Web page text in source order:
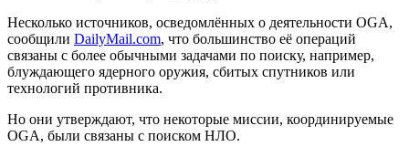
Несколько источников, осведомлённых о деятельности OGA,
сообщили DailyMail.com, что большинство её операций
связаны с более обычными задачами по поиску, например,
блуждающего ядерного оружия, сбитых спутников или
технологий противника.
Но они утверждают, что некоторые миссии, координируемые
OGA, были связаны с поиском НЛО.